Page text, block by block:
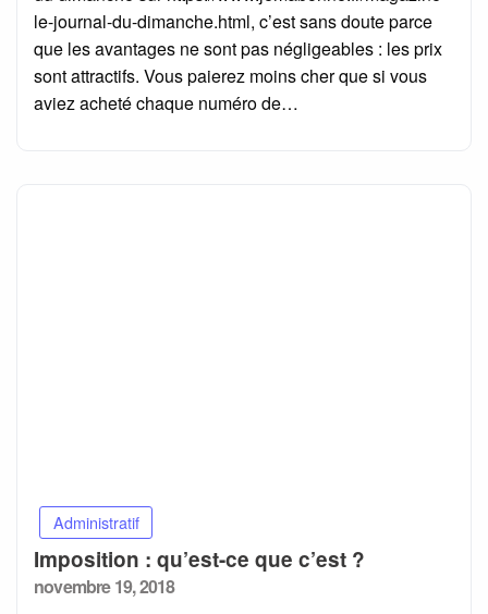
le-journal-du-dimanche.html, c’est sans doute parce
que les avantages ne sont pas négligeables : les prix
sont attractifs. Vous paierez moins cher que si vous
aviez acheté chaque numéro de…
Administratif
Imposition : qu’est-ce que c’est ?
Posted
novembre 19, 2018